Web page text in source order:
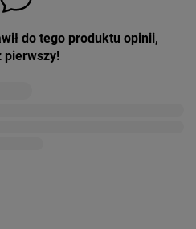
do tego produktu opinii,
pierwszy!